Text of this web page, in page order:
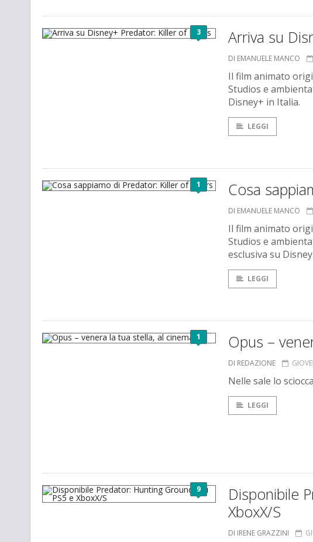
3 Arriva su
DI EMANUELE MANCO
Il film animato
Studios e
Disney+ in Italia.
LEGGI
1 Cosa
DI EMANUELE MANCO
Il film animato
Studios e
esclusiva su
LEGGI
1 Opus –
DI REDAZIONE
Nelle sale lo
LEGGI
9
Disponibile
XboxX/S
DI IRENE GRAZZINI